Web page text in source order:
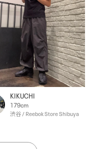
KIKUCHI
179cm
渋谷 / Reebok Store Shibuya